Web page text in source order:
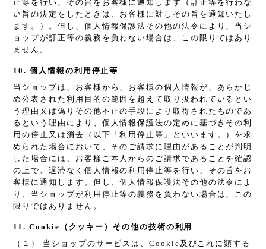
正等を行い、その旨をお客様に通知します（訂正等を行わな
い旨の決定をしたときは、お客様に対しその旨を通知いたし
ます。）。但し、個人情報保護法その他の法令により、当シ
ョップが訂正等の義務を負わない場合は、この限りではあり
ません。
10. 個人情報の利用停止等
当ショップは、お客様から、お客様の個人情報が、あらかじ
め公表された利用目的の範囲を超えて取り扱われているとい
う理由又は偽りその他不正の手段により取得されたものであ
るという理由により、個人情報保護法の定めに基づきその利
用の停止又は消去（以下「利用停止等」といいます。）を求
められた場合において、そのご請求に理由があることが判明
した場合には、お客様ご本人からのご請求であることを確認
の上で、遅滞なく個人情報の利用停止等を行い、その旨をお
客様に通知します。但し、個人情報保護法その他の法令によ
り、当ショップが利用停止等の義務を負わない場合は、この
限りではありません。
11. Cookie（クッキー）その他の技術の利用
（１） 当ショップのサービスは、Cookie及びこれに類する